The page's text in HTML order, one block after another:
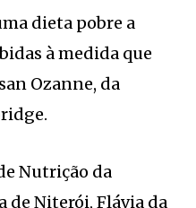
dieta pobre a
à medida que
Ozanne, da
Nutrição da
de Niterói, Flávia da